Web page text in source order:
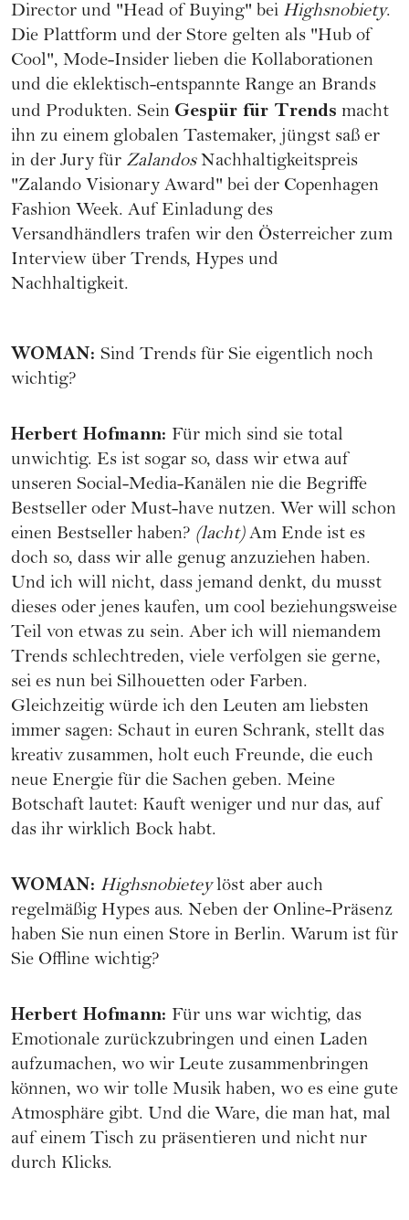
Director und "Head of Buying" bei Highsnobiety.
Die Plattform und der Store gelten als "Hub of
Cool", Mode-Insider lieben die Kollaborationen
und die eklektisch-entspannte Range an Brands
und Produkten. Sein Gespür für Trends ​macht
ihn zu einem globalen Tastemaker, jüngst saß er
in der Jury für ZalandosNachhaltigkeitspreis
"Zalando Visionary Award" bei der Copenhagen
Fashion Week. Auf Einladung des
Versandhändlers trafen wir den Österreicher zum
Interview über Trends, Hypes und
Nachhaltigkeit.
WOMAN: Sind Trends für Sie eigentlich noch
wichtig?
Herbert Hofmann: Für mich sind sie total
unwichtig. Es ist sogar so, dass wir etwa auf
unseren Social-Media-Kanälen nie die Begriffe
Bestseller oder Must-have nutzen. Wer will schon
einen Bestseller haben? (lacht)Am Ende ist es
doch so, dass wir alle genug anzuziehen haben.
Und ich will nicht, dass jemand denkt, du musst
dieses oder jenes kaufen, um cool beziehungsweise
Teil von etwas zu sein. Aber ich will niemandem
Trends schlechtreden, viele verfolgen sie gerne,
sei es nun bei Silhouetten oder Farben.
Gleichzeitig würde ich den Leuten am liebsten
immer sagen: Schaut in euren Schrank, stellt das
kreativ zusammen, holt euch Freunde, die euch
neue Energie für die Sachen geben. Meine
Botschaft lautet: Kauft weniger und nur das, auf
das ihr wirklich Bock habt.
WOMAN: Highsnobieteylöst aber auch
regelmäßig Hypes aus. Neben der Online-Präsenz
haben Sie nun einen Store in Berlin. Warum ist für
Sie Offline wichtig?
Herbert Hofmann: Für uns war wichtig, das
Emotionale zurückzubringen und einen Laden
aufzumachen, wo wir Leute zusammenbringen
können, wo wir tolle Musik haben, wo es eine gute
Atmosphäre gibt. Und die Ware, die man hat, mal
auf einem Tisch zu präsentieren und nicht nur
durch Klicks.